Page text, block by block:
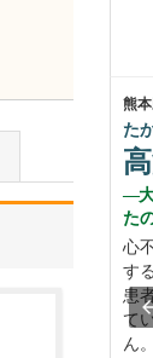
熊
た
た
心
す
患
て
ん